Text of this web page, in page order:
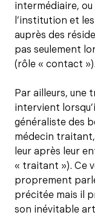
intermédiaire,
l’institution et
auprès des
pas seulement
(rôle « contact »).
Par ailleurs, une
intervient
généraliste des
médecin traitant,
leur après leur
« traitant »). Ce
proprement
précitée mais il
son inévitable